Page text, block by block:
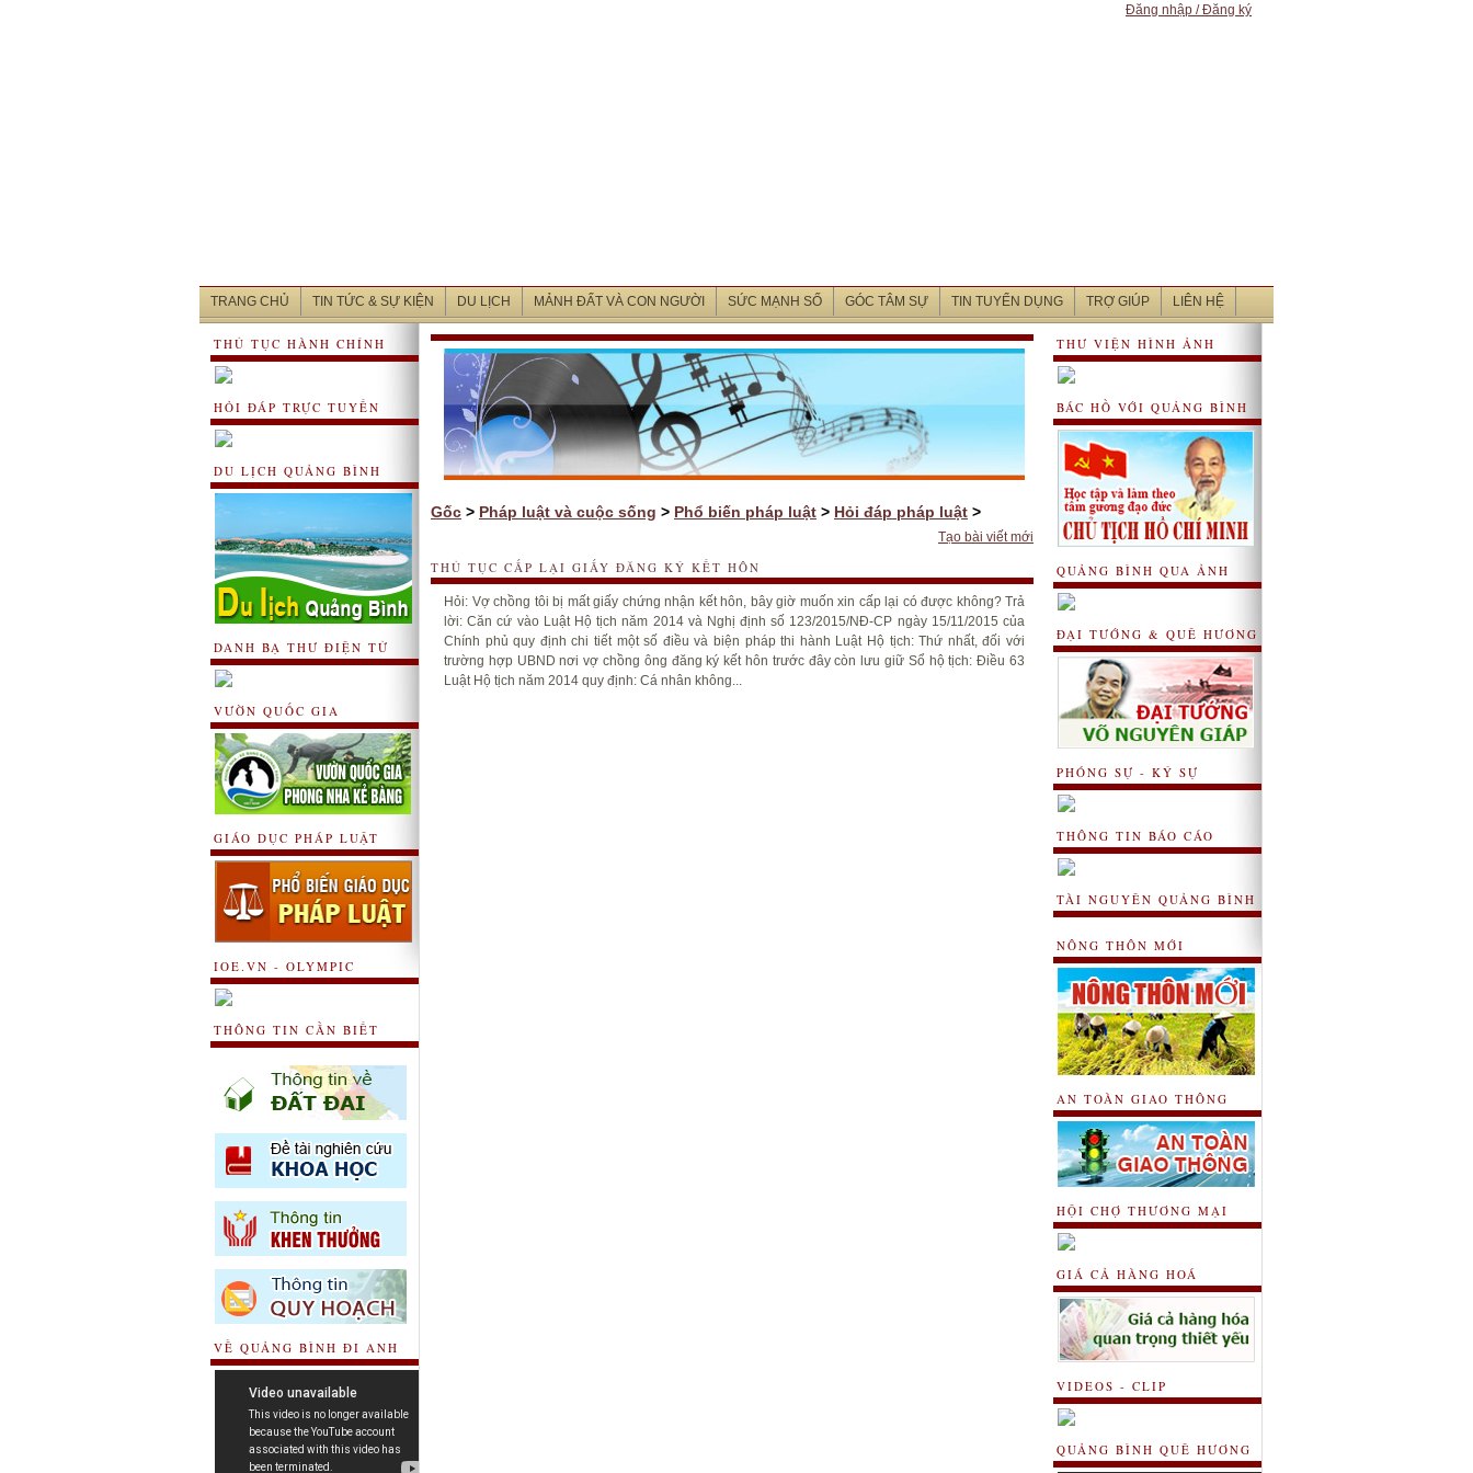
Đăng nhập / Đăng ký
TRANG CHỦ TIN TỨC & SỰ KIỆN DU LỊCH MẢNH ĐẤT VÀ CON NGƯỜI SỨC MẠNH SỐ GÓC TÂM SỰ TIN TUYỂN DỤNG TRỢ GIÚP LIÊN HỆ
THỦ TỤC HÀNH CHÍNH
HỎI ĐÁP TRỰC TUYẾN
DU LỊCH QUẢNG BÌNH
DANH BẠ THƯ ĐIỆN TỬ
VƯỜN QUỐC GIA
GIÁO DỤC PHÁP LUẬT
IOE.VN - OLYMPIC
THÔNG TIN CẦN BIẾT
VỀ QUẢNG BÌNH ĐI ANH
THƯ VIỆN HÌNH ẢNH
BÁC HỒ VỚI QUẢNG BÌNH
QUẢNG BÌNH QUA ẢNH
ĐẠI TƯỚNG & QUÊ HƯƠNG
PHÓNG SỰ - KÝ SỰ
THÔNG TIN BÁO CÁO
TÀI NGUYÊN QUẢNG BÌNH
NÔNG THÔN MỚI
AN TOÀN GIAO THÔNG
HỘI CHỢ THƯƠNG MẠI
GIÁ CẢ HÀNG HOÁ
VIDEOS - CLIP
QUẢNG BÌNH QUÊ HƯƠNG
Gốc > Pháp luật và cuộc sống > Phổ biến pháp luật > Hỏi đáp pháp luật >
Tạo bài viết mới
THỦ TỤC CẤP LẠI GIẤY ĐĂNG KÝ KẾT HÔN
Hỏi: Vợ chồng tôi bị mất giấy chứng nhận kết hôn, bây giờ muốn xin cấp lại có được không? Trả
lời: Căn cứ vào Luật Hộ tịch năm 2014 và Nghị định số 123/2015/NĐ-CP ngày 15/11/2015 của
Chính phủ quy định chi tiết một số điều và biện pháp thi hành Luật Hộ tịch: Thứ nhất, đối với
trường hợp UBND nơi vợ chồng ông đăng ký kết hôn trước đây còn lưu giữ Sổ hộ tịch: Điều 63
Luật Hộ tịch năm 2014 quy định: Cá nhân không...